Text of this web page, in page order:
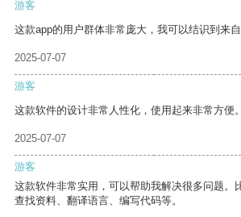
游客
这款app的用户群体非常庞大，我可以结识到来自
2025-07-07
游客
这款软件的设计非常人性化，使用起来非常方便。
2025-07-07
游客
这款软件非常实用，可以帮助我解决很多问题。
查找资料、翻译语言、编写代码等。